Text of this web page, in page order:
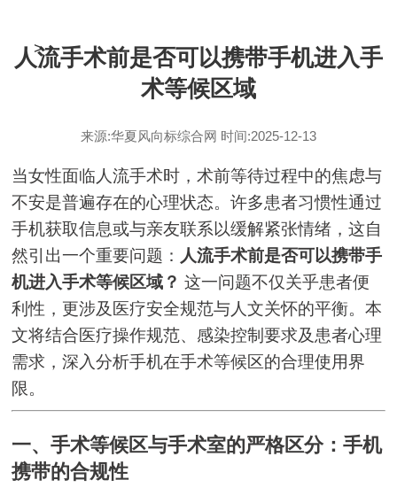
>
人流手术前是否可以携带手机进入手
术等候区域
来源:华夏风向标综合网 时间:2025-12-13
当女性面临人流手术时，术前等待过程中的焦虑与
不安是普遍存在的心理状态。许多患者习惯性通过
手机获取信息或与亲友联系以缓解紧张情绪，这自
然引出一个重要问题： 人流手术前是否可以携带手
机进入手术等候区域？ 这一问题不仅关乎患者便
利性，更涉及医疗安全规范与人文关怀的平衡。本
文将结合医疗操作规范、感染控制要求及患者心理
需求，深入分析手机在手术等候区的合理使用界
限。
一、手术等候区与手术室的严格区分：手机
携带的合规性